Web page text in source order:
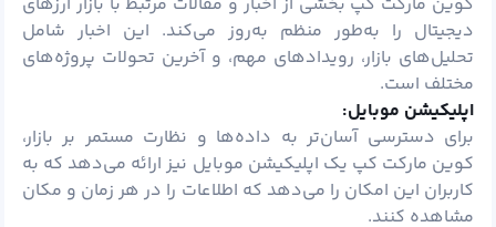
دیجیتال را به‌طور منظم به‌روز می‌کند. این اخبار شامل
تحلیل‌های بازار، رویدادهای مهم، و آخرین تحولات پروژه‌های
مختلف است.
اپلیکیشن موبایل:
برای دسترسی آسان‌تر به داده‌ها و نظارت مستمر بر بازار،
کوین مارکت کپ یک اپلیکیشن موبایل نیز ارائه می‌دهد که به
کاربران این امکان را می‌دهد که اطلاعات را در هر زمان و مکان
مشاهده کنند.